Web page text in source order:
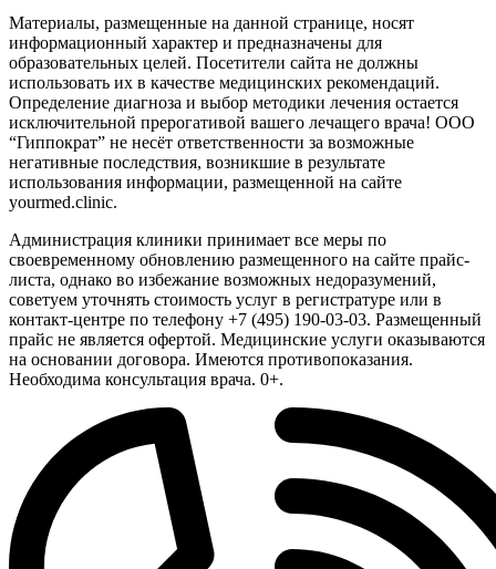
Материалы, размещенные на данной странице, носят
информационный характер и предназначены для
образовательных целей. Посетители сайта не должны
использовать их в качестве медицинских рекомендаций.
Определение диагноза и выбор методики лечения остается
исключительной прерогативой вашего лечащего врача! ООО
“Гиппократ” не несёт ответственности за возможные
негативные последствия, возникшие в результате
использования информации, размещенной на сайте
yourmed.clinic.
Администрация клиники принимает все меры по
своевременному обновлению размещенного на сайте прайс-
листа, однако во избежание возможных недоразумений,
советуем уточнять стоимость услуг в регистратуре или в
контакт-центре по телефону +7 (495) 190-03-03. Размещенный
прайс не является офертой. Медицинские услуги оказываются
на основании договора. Имеются противопоказания.
Необходима консультация врача. 0+.